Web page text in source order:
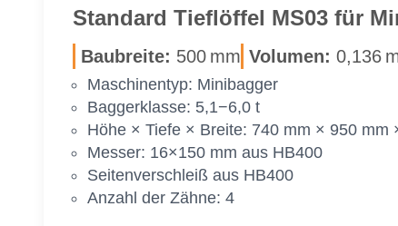
Stan­dard Tief­löf­fel MS03 für
Bau­brei­te: 500 mm Vo­lu­men: 0,136
Ma­schi­nen­typ: Mi­ni­bag­ger
Bag­ger­klas­se: 5,1−6,0 t
Höhe × Tie­fe × Brei­te: 740 mm × 950 mm
Mes­ser: 16×150 mm aus HB400
Sei­ten­ver­schleiß aus HB400
An­zahl der Zäh­ne: 4